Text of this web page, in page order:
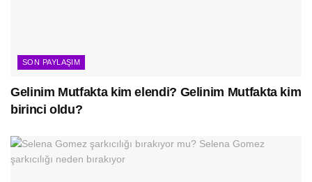
SON PAYLAŞIM
Gelinim Mutfakta kim elendi? Gelinim Mutfakta kim
birinci oldu?